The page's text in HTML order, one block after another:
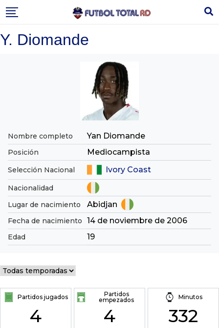
to
Y. Diomande
Nombre completo Yan Diomande
Posición Mediocampista
Selección Nacional Ivory Coast
Nacionalidad
Lugar de nacimiento
Abidjan
Fecha de nacimiento 14 de noviembre de 2006
Edad 19
Partidos jugados
4
Partidos
empezados
4
Minutos
332